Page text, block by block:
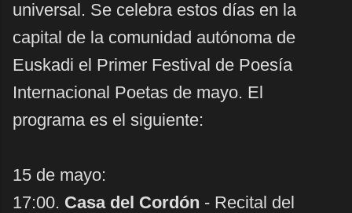
universal. Se celebra estos días en la
capital de la comunidad autónoma de
Euskadi el Primer Festival de Poesía
Internacional Poetas de mayo. El
programa es el siguiente:
15 de mayo:
17:00. Casa del Cordón - Recital del